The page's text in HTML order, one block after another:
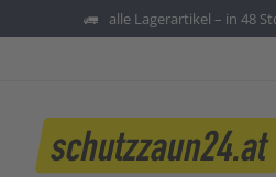
alle Lagerartikel – in 48